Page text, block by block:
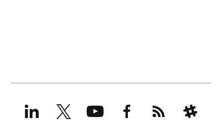
LinkedInX
(formerly
Twitter)
YouTubeFacebookRSS Slack